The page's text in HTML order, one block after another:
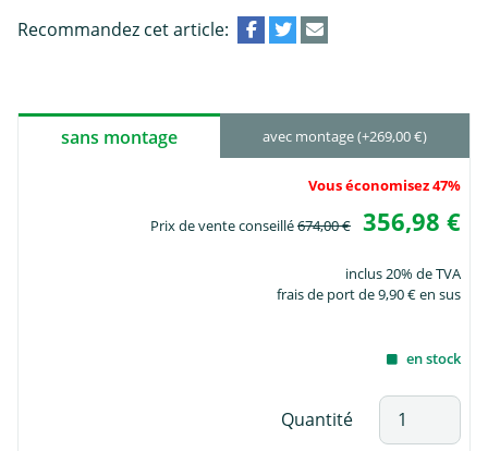
Recommandez cet article:
sans montage avec montage (+269,00 €)
Vous économisez 47%
Prix de vente conseillé674,00 € 356,98 €
inclus 20% de TVA
frais de port de 9,90 € en sus
en stock
Quantité